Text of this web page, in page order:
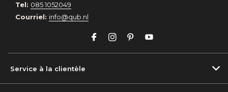
Tel: 085 1052049
Courriel: info@qub.nl
Service à la clientèle